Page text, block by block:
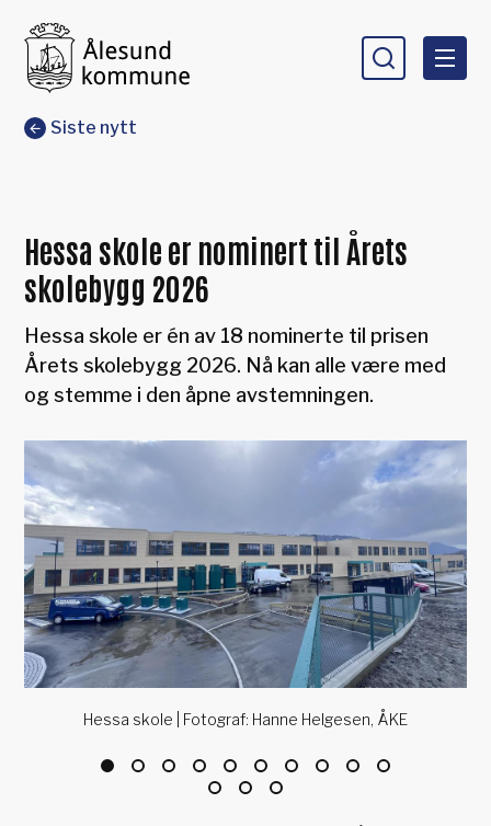
Du er her:
Siste nytt
Hessa skole er nominert til Årets
skolebygg 2026
Hessa skole er én av 18 nominerte til prisen
Årets skolebygg 2026. Nå kan alle være med
og stemme i den åpne avstemningen.
Hessa skole | Fotograf: Hanne Helgesen, ÅKE